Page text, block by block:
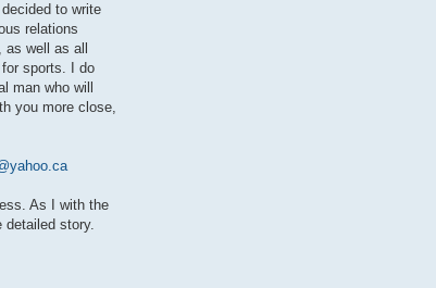
to write
relations
well as all
sports. I do
man who will
you more close,
As I with the
detailed story.